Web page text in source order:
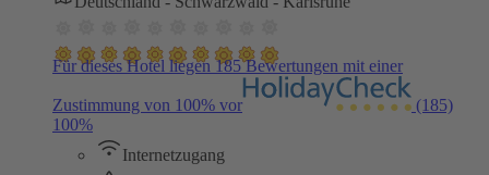
Für dieses Hotel liegen 185 Bewertungen mit einer
Zustimmung von 100% vor
(185)
100%
Internetzugang